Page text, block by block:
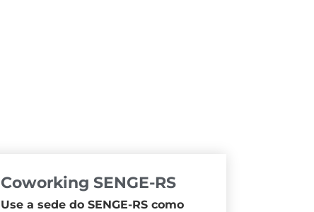
Coworking SENGE-RS
Use a sede do SENGE-RS como